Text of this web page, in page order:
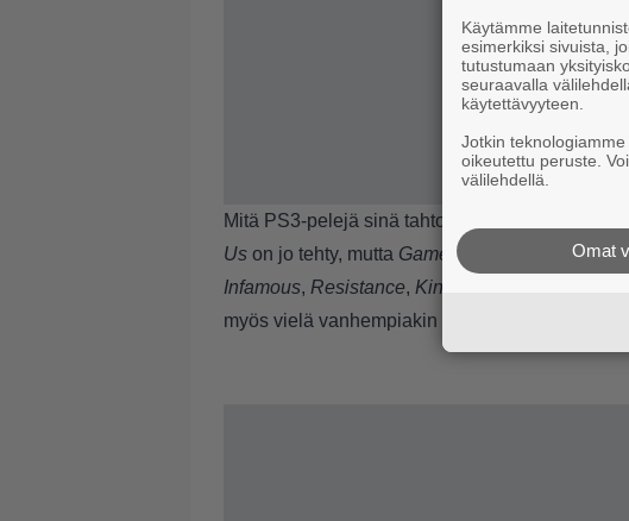
Mitä PS3-pelejä sinä tahtoisit nähdä tällä
Us on jo tehty, mutta GamesPresso
-sivusto
Infamous, Resistance, Kingdom Hearts
myös vielä vanhempiakin pelejä, joita
Käytämme
esimerkiksi sivuista,
tutustumaan
seuraavalla
käytettävyyteen.
Jotkin
oikeutettu peruste.
välilehdellä.
Omat